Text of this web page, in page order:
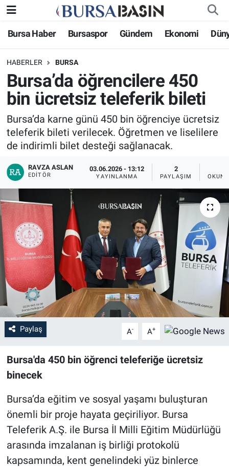
Bursa Haber Bursaspor Gündem Ekonomi
HABERLER BURSA
Bursa’da öğrencilere 450
bin ücretsiz teleferik bileti
Bursa’da karne günü 450 bin öğrenciye ücretsiz
teleferik bileti verilecek. Öğretmen ve liselilere
de indirimli bilet desteği sağlanacak.
RAVZA ASLAN
EDITÖR
03.06.2026 - 13:12
YAYINLANMA
2
PAYLAŞIM
Paylaş A- A+
Bursa'da 450 bin öğrenci teleferiğe ücretsiz
binecek
Bursa’da eğitim ve sosyal yaşamı buluşturan
önemli bir proje hayata geçiriliyor. Bursa
Teleferik A.Ş. ile Bursa İl Milli Eğitim Müdürlüğü
arasında imzalanan iş birliği protokolü
kapsamında, kent genelindeki yüz binlerce
Bursa Haber
Genel
Politika
Bilim, Teknoloji
KÜLTÜR-SANAT
Yerel
Bursaspor
Gündem
Sağlık
Eğitim
Ekonomi
Dünya
Magazin
Siyaset
Yaşam
Spor
Bursa Nöbetçi Eczaneler
Bursa Hava Durumu
Bursa Namaz Vakitleri
Bursa Trafik Yoğunluk Haritası
Süper Lig Puan Durumu ve Fikstür
Tüm Manşetler
Son Dakika Haberleri
Haber Arşivi